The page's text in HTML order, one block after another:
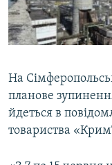
ВІДЕОУРОКИ
СВІДЧЕННЯ ОКУПАЦІЇ
ІНФОГРАФІКА
Русский
Qırımtatar
ДОЛУЧАЙСЯ!
На
планове
йдеться в
товариства